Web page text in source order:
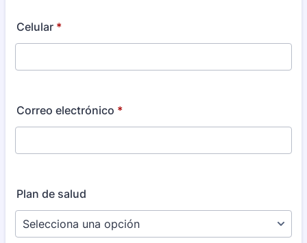
Celular *
Correo electrónico *
Plan de salud